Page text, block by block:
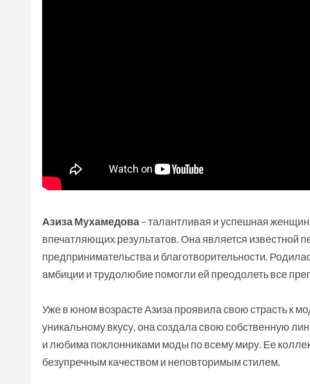
Азиза Мухамедова– талантливая и успешная
впечатляющих результатов. Она является известной
предпринимательства и благотворительности.
амбиции и трудолюбие помогли ей преодолеть все
Уже в юном возрасте Азиза проявила свою страсть к
уникальному вкусу, она создала свою собственную
и любима поклонниками моды по всему миру. Ее
безупречным качеством и неповторимым стилем.